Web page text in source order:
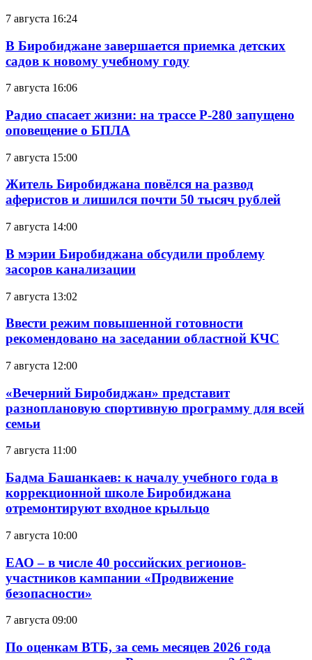
7 августа 16:24
В Биробиджане завершается приемка детских
садов к новому учебному году
7 августа 16:06
Радио спасает жизни: на трассе Р-280 запущено
оповещение о БПЛА
7 августа 15:00
Житель Биробиджана повёлся на развод
аферистов и лишился почти 50 тысяч рублей
7 августа 14:00
В мэрии Биробиджана обсудили проблему
засоров канализации
7 августа 13:02
Ввести режим повышенной готовности
рекомендовано на заседании областной КЧС
7 августа 12:00
«Вечерний Биробиджан» представит
разноплановую спортивную программу для всей
семьи
7 августа 11:00
Бадма Башанкаев: к началу учебного года в
коррекционной школе Биробиджана
отремонтируют входное крыльцо
7 августа 10:00
ЕАО – в числе 40 российских регионов-
участников кампании «Продвижение
безопасности»
7 августа 09:00
По оценкам ВТБ, за семь месяцев 2026 года